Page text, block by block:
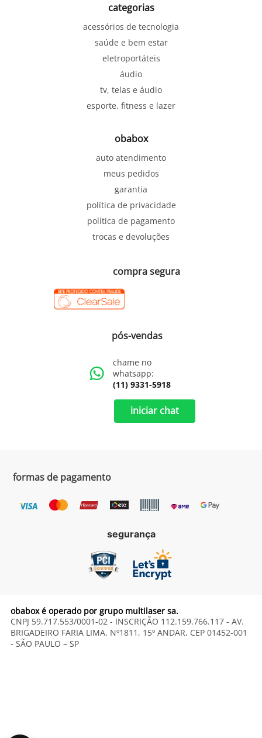
categorias
acessórios de tecnologia
saúde e bem estar
eletroportáteis
áudio
tv, telas e áudio
esporte, fitness e lazer
obabox
auto atendimento
meus pedidos
garantia
política de privacidade
política de pagamento
trocas e devoluções
compra segura
pós-vendas
chame no
whatsapp:
(11) 9331-5918
iniciar chat
formas de pagamento
segurança
obabox é operado por grupo multilaser sa.
CNPJ 59.717.553/0001-02 - INSCRIÇÃO 112.159.766.117 - AV.
BRIGADEIRO FARIA LIMA, Nº1811, 15º ANDAR, CEP 01452-001
- SÃO PAULO – SP